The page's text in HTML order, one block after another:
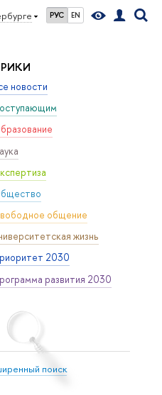
РУС EN
новости
общение
жизнь
2030
развития 2030
поиск